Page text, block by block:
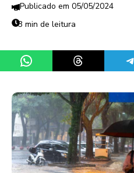
05/05/2024
3 min de leitura
Share on WhatsApp
Share on